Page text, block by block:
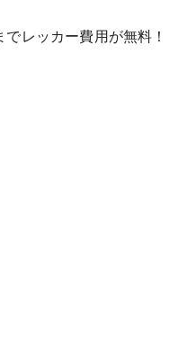
レッカー費用が無料！